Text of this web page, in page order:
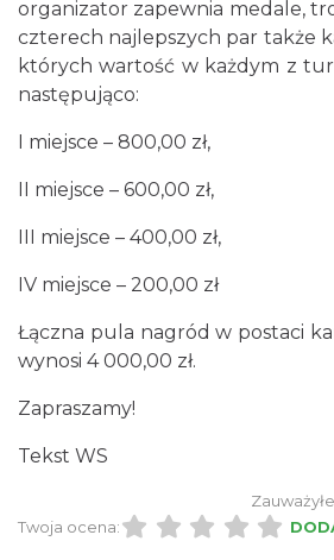
Cieszyn
Cieszyn
0.97 km
organizator zapewnia medale,
czterech najlepszych par także
których wartość w każdym z
następująco:
I miejsce – 800,00 zł,
II miejsce – 600,00 zł,
III miejsce – 400,00 zł,
IV miejsce – 200,00 zł
Łączna pula nagród w postaci
wynosi 4 000,00 zł.
Zapraszamy!
Tekst WS
Twoja ocena: